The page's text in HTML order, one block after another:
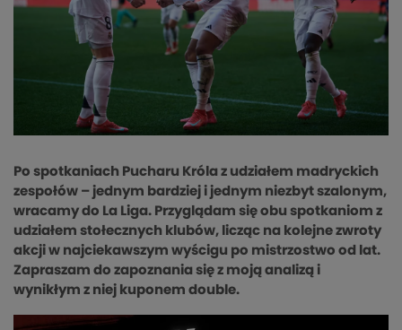
Po spotkaniach Pucharu Króla z udziałem madryckich
zespołów – jednym bardziej i jednym niezbyt szalonym,
wracamy do La Liga. Przyglądam się obu spotkaniom z
udziałem stołecznych klubów, licząc na kolejne zwroty
akcji w najciekawszym wyścigu po mistrzostwo od lat.
Zapraszam do zapoznania się z moją analizą i
wynikłym z niej kuponem double.